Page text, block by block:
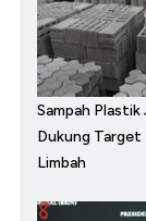
Sampah Plastik
Dukung Target
Limbah